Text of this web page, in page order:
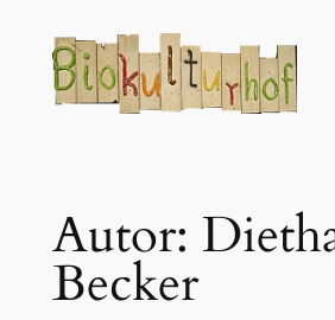
Inhalt
springen
Autor:
Becker